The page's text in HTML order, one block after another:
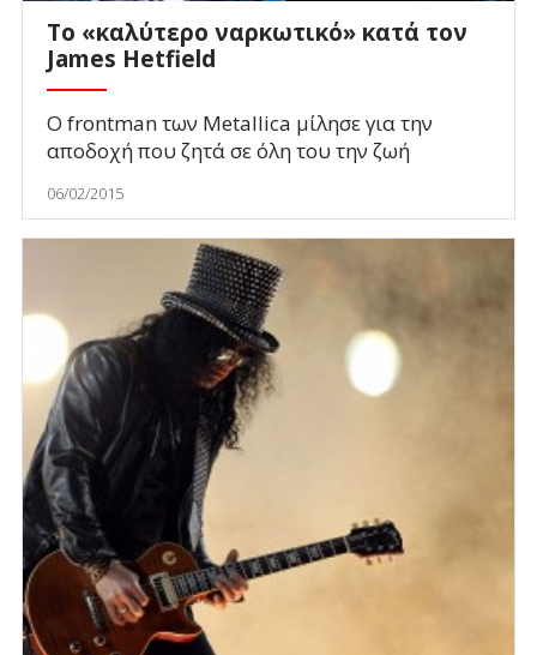
Το «καλύτερο ναρκωτικό» κατά τον
James Hetfield
Ο frontman των Metallica μίλησε για την
αποδοχή που ζητά σε όλη του την ζωή
06/02/2015